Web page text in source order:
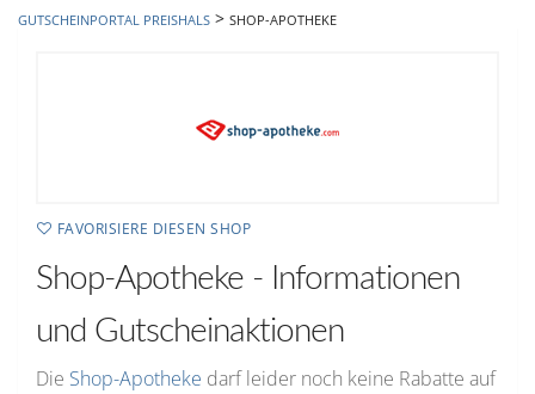
GUTSCHEINPORTAL PREISHALS > SHOP-APOTHEKE
FAVORISIERE DIESEN SHOP
Shop-Apotheke - Informationen
und Gutscheinaktionen
Die Shop-Apotheke darf leider noch keine Rabatte auf